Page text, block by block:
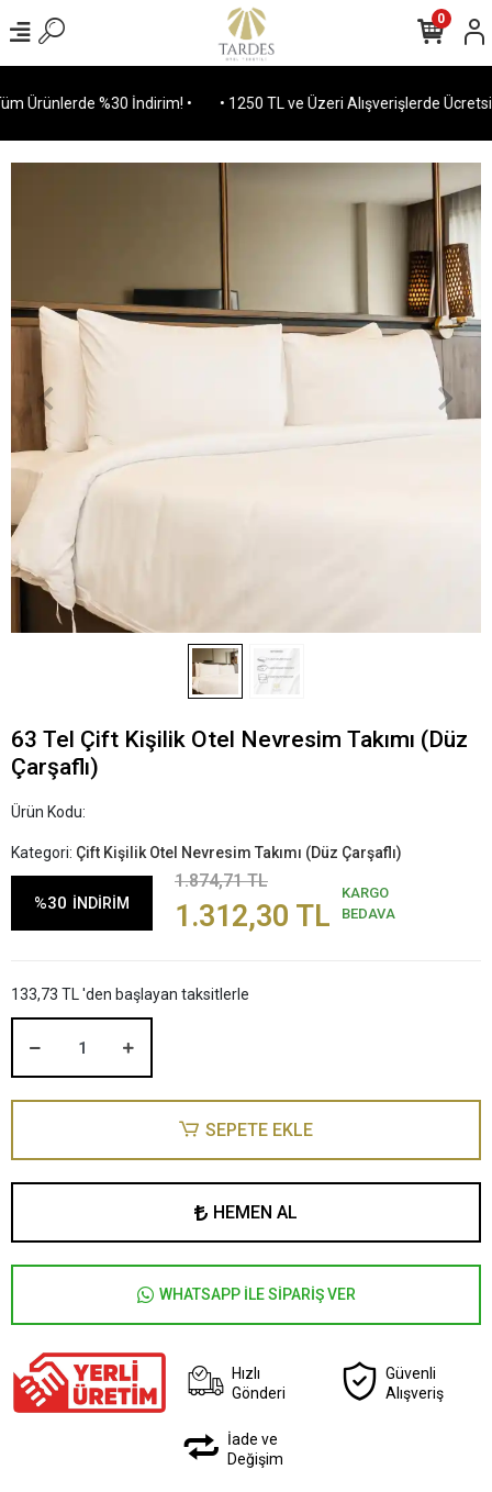
Ürünlerde %30 İndirim! • • 1250 TL ve Üzeri Alışverişlerde Ücretsiz
0
63 Tel Çift Kişilik Otel Nevresim Takımı (Düz
Çarşaflı)
Ürün Kodu:
Kategori: Çift Kişilik Otel Nevresim Takımı (Düz Çarşaflı)
%30 İNDİRİM
1.874,71 TL
1.312,30 TL
KARGO
BEDAVA
133,73 TL 'den başlayan taksitlerle
SEPETE EKLE
HEMEN AL
WHATSAPP İLE SİPARİŞ VER
Hızlı
Gönderi
Güvenli
Alışveriş
İade ve
Değişim